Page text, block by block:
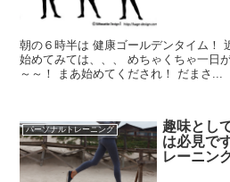
朝の６時半は 健康ゴールデンタイム！
始めてみては、、、 めちゃくちゃ一日
～～！ まあ始めてくだされ！ だまさ...
パーソナルトレーニング
趣味とし
は必見で
レーニン